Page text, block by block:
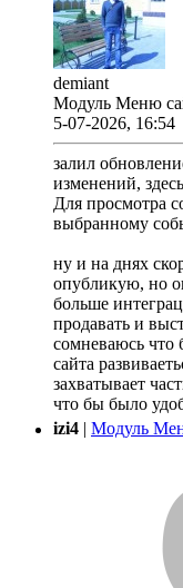
demiant
Модуль Меню
5-07-2026, 16:54
залил
изменений,
Для просмотра
выбранному
ну и на днях
опубликую, но
больше
продавать и
сомневаюсь что
сайта
захватывает
что бы было
izi4
Модуль